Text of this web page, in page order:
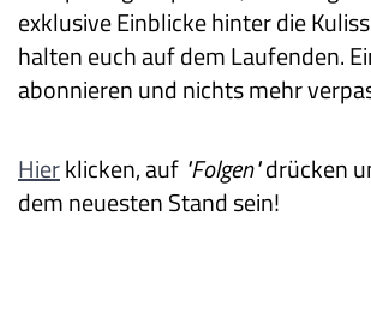
exklusive Einblicke hinter die
halten euch auf dem Laufenden.
abonnieren und nichts mehr
Hierklicken, auf "Folgen"drücken
dem neuesten Stand sein!